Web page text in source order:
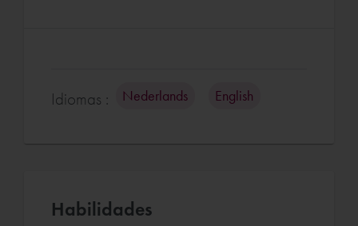
Idiomas : Nederlands English
Habilidades